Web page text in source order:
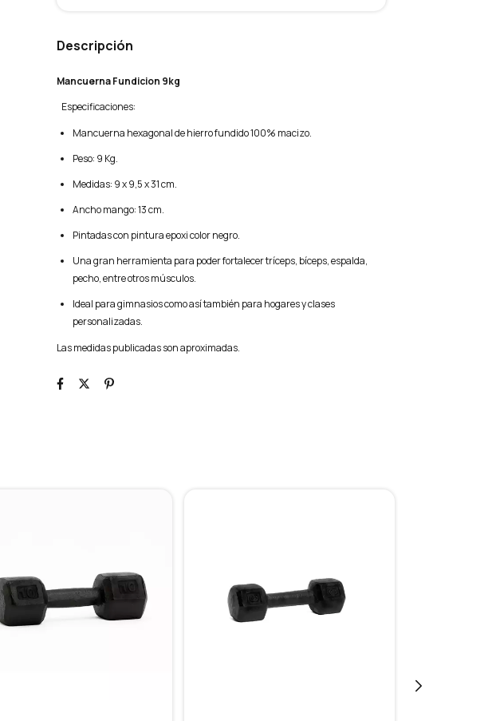
Descripción
Mancuerna Fundicion 9kg
Especificaciones:
Mancuerna hexagonal de hierro fundido 100% macizo.
Peso: 9 Kg.
Medidas: 9 x 9,5 x 31 cm.
Ancho mango: 13 cm.
Pintadas con pintura epoxi color negro.
Una gran herramienta para poder fortalecer tríceps, bíceps, espalda,
pecho, entre otros músculos.
Ideal para gimnasios como así también para hogares y clases
personalizadas.
Las medidas publicadas son aproximadas.